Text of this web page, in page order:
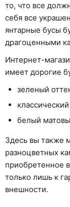
то, что все
себя все
янтарные бусы
драгоценными
Интернет-
имеет дорогие
зеленый
белый
Здесь вы также
разноцветных
приобретенное
только лишь к
внешности.